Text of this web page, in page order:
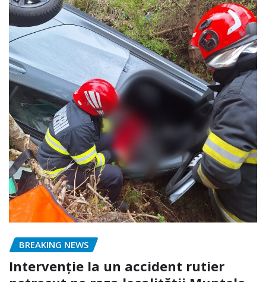
BREAKING NEWS
Intervenție la un accident rutier